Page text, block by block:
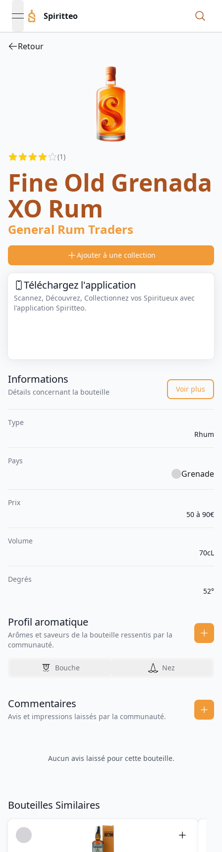
open navigation menu
Spiritteo
Retour
Reviews (1)
Fine Old Grenada
XO Rum
General Rum Traders
Ajouter à une collection
Téléchargez l'application
Scannez, Découvrez, Collectionnez vos Spiritueux avec
l'application Spiritteo.
Informations
Détails concernant la bouteille Voir plus
Type
Rhum
Pays
Grenade
Prix
50 à 90€
Volume
70cL
Degrés
52°
Profil aromatique
Arômes et saveurs de la bouteille ressentis par la
communauté.
Bouche Nez
Commentaires
Avis et impressions laissés par la communauté.
Aucun avis laissé pour cette bouteille.
Bouteilles Similaires